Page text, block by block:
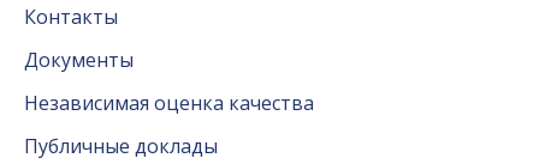
Контакты
Документы
Независимая оценка качества
Публичные доклады